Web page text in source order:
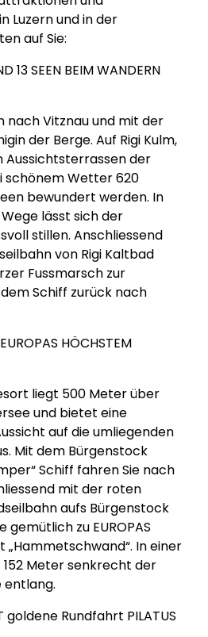
Luzern und in der
auf Sie:
13 SEEN BEIM WANDERN
nach Vitznau und mit der
der Berge. Auf Rigi Kulm,
Aussichtsterrassen der
schönem Wetter 620
bewundert werden. In
Wege lässt sich der
stillen. Anschliessend
von Rigi Kaltbad
Fussmarsch zur
Schiff zurück nach
HÖCHSTEM
liegt 500 Meter über
und bietet eine
auf die umliegenden
Mit dem Bürgenstock
Schiff fahren Sie nach
mit der roten
aufs Bürgenstock
gemütlich zu EUROPAS
In einer
Meter senkrecht der
entlang.
goldene Rundfahrt PILATUS